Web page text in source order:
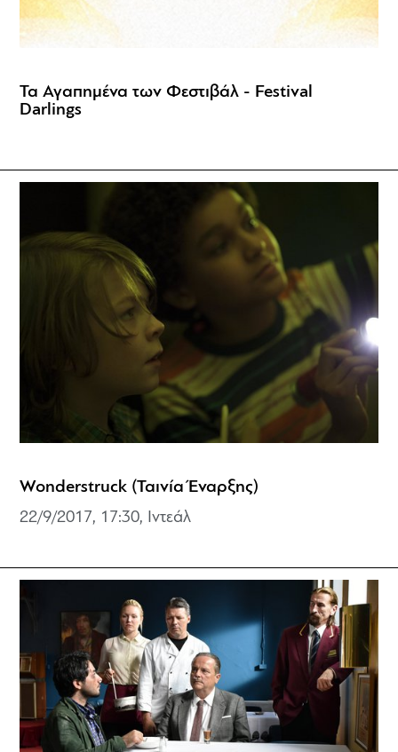
Τα Αγαπημένα των Φεστιβάλ - Festival
Darlings
Wonderstruck (Ταινία Έναρξης)
22/9/2017, 17:30, Ιντεάλ